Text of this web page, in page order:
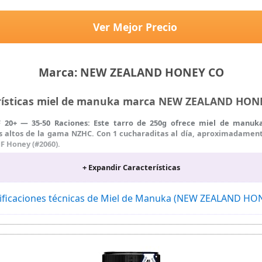
Marca: NEW ZEALAND HONEY CO
Ver Mejor Precio
miel de manuka marca NEW ZEALAND
20+ — 35-50 Raciones: Este tarro de 250g ofrece miel de
de la gama NZHC. Con 1 cucharaditas al día,
Honey (#2060).
El MGO 829+ / UMF 20+ es uno de los grados más altos de la
de bienestar.
Añade a infusiones matutinas, yogur, avena o batidos; o aplícala
y cetogénicas. No apta para bebés menores de 12 meses.
BPA y reciclable PETE. Sin refrigeración — calidad mantenida 2+
OGM: Certificados de análisis disponibles a petición. Consulta
+ Expandir Características
técnicas de Miel de Manuka (NEW ZEALAND